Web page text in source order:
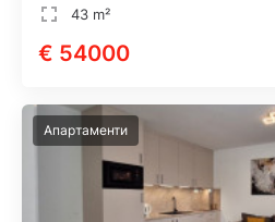
43 m²
€ 54000
Апартаменти